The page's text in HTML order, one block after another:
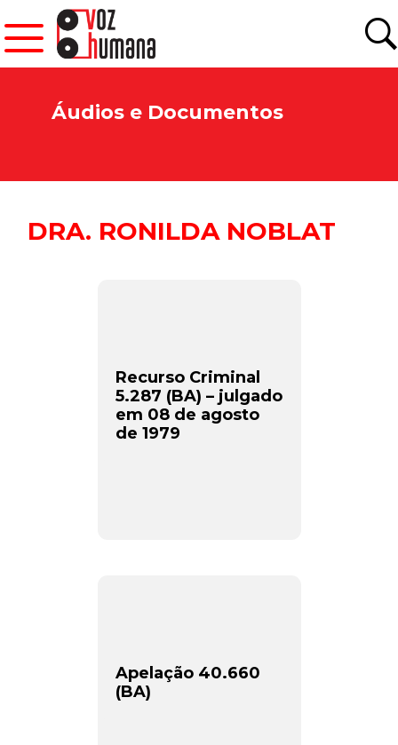
Áudios e Documentos
DRA. RONILDA NOBLAT
Recurso Criminal
5.287 (BA) – julgado
em 08 de agosto
de 1979
Apelação 40.660
(BA)